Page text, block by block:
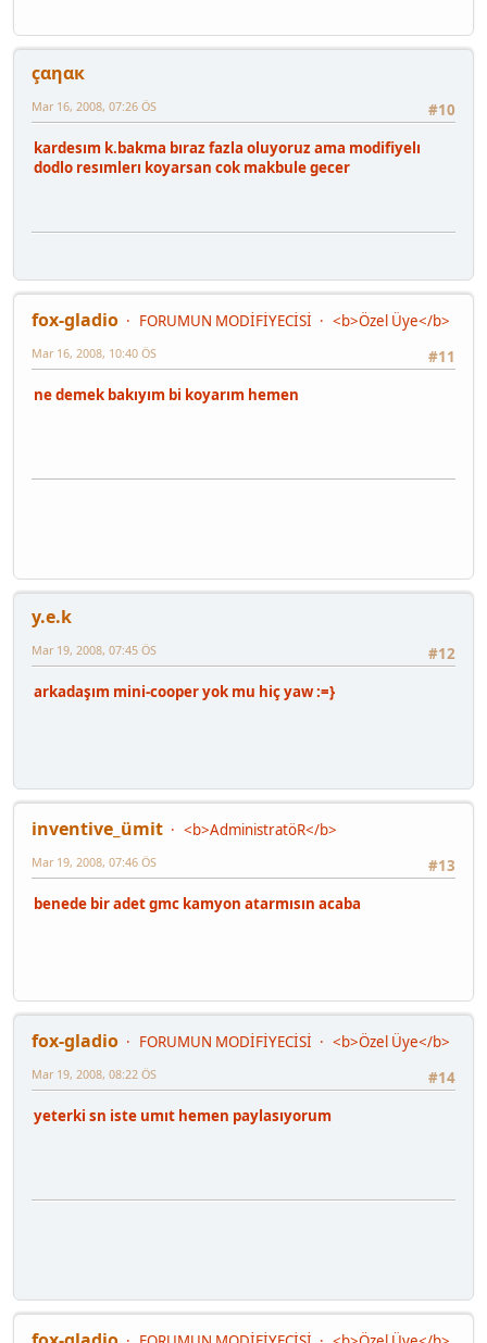
çαηαк
#10
Mar 16, 2008, 07:26 ÖS
kardesım k.bakma bıraz fazla oluyoruz ama modifiyelı
dodlo resımlerı koyarsan cok makbule gecer
fox-gladio FORUMUN MODİFİYECİSİ
<b>Özel Üye</b>
#11
Mar 16, 2008, 10:40 ÖS
ne demek bakıyım bi koyarım hemen
y.e.k
#12
Mar 19, 2008, 07:45 ÖS
arkadaşım mini-cooper yok mu hiç yaw :=}
inventive_ümit
<b>AdministratöR</b>
#13
Mar 19, 2008, 07:46 ÖS
benede bir adet gmc kamyon atarmısın acaba
fox-gladio FORUMUN MODİFİYECİSİ
<b>Özel Üye</b>
#14
Mar 19, 2008, 08:22 ÖS
yeterki sn iste umıt hemen paylasıyorum